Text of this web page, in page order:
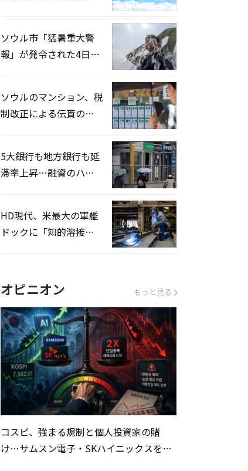
ソウル市「猛暑重大警
報」が発令された4日、
ソウルのマンション、税
制改正による伝貰の月
5大銀行も地方銀行も延
滞率上昇…融資のハー
HD現代、米最大の軍艦
ドックに「知的溶接」
オピニオン もっと見る
コスピ、強まる規制と個人投資家の賭
け…サムスン電子・SKハイニックスを巡